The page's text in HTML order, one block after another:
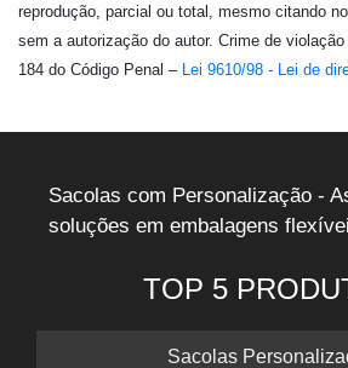
reprodução, parcial ou total, mesmo citando
sem a autorização do autor. Crime de
184 do Código Penal –
Lei 9610/98 - Lei de
Sacolas com Personalização -
soluções em embalagens
TOP 5
Sacolas